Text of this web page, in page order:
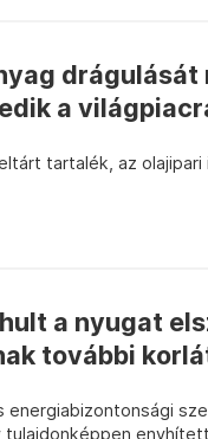
a
tartalék, az
a nyugat
további
energiabizontonsági